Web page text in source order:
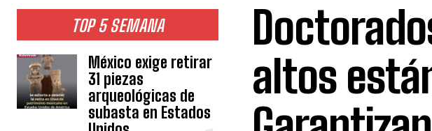
TOP 5 SEMANA
México exige retirar
31 piezas
arqueológicas de
subasta en Estados
altos